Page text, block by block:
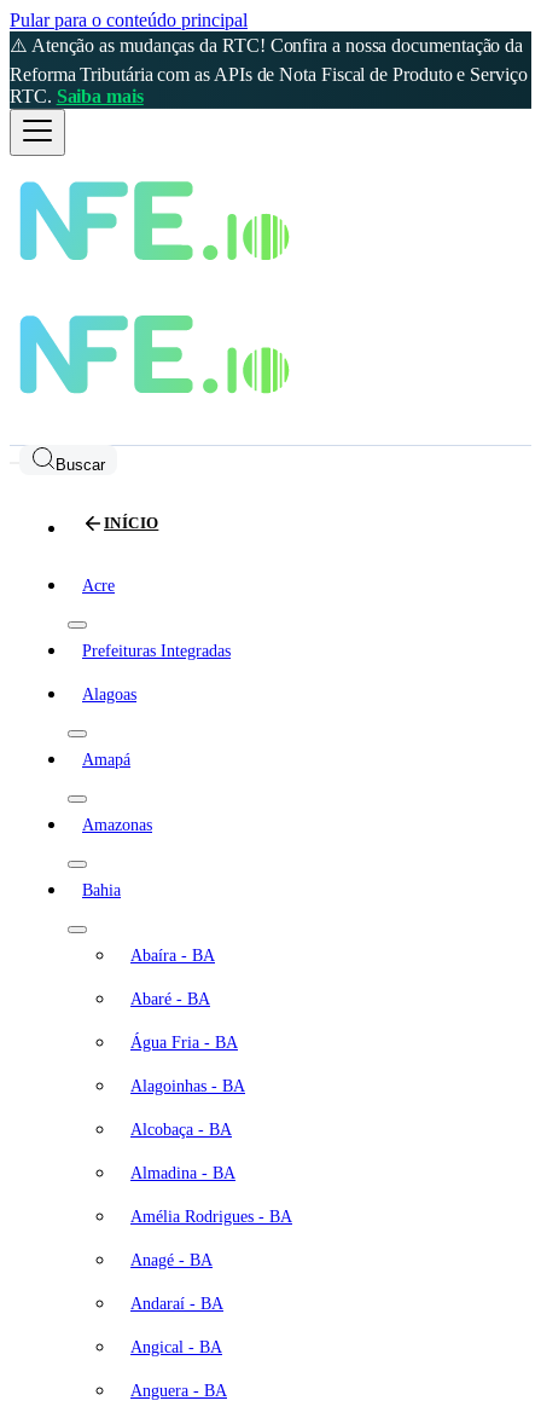
Pular para o conteúdo principal
⚠️ Atenção as mudanças da RTC! Confira a nossa documentação da
Reforma Tributária com as APIs de Nota Fiscal de Produto e Serviço
RTC. Saiba mais
Buscar
INÍCIO
Acre
Prefeituras Integradas
Alagoas
Amapá
Amazonas
Bahia
Abaíra - BA
Abaré - BA
Água Fria - BA
Alagoinhas - BA
Alcobaça - BA
Almadina - BA
Amélia Rodrigues - BA
Anagé - BA
Andaraí - BA
Angical - BA
Anguera - BA